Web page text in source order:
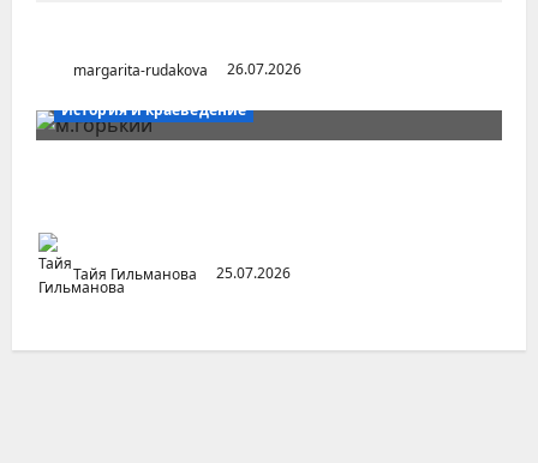
margarita-rudakova
26.07.2026
История и краеведение
Тайя Гильманова 25.07.2026